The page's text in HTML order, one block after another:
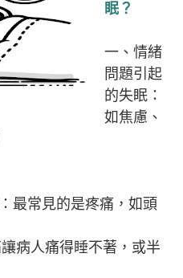
眠？
一、情緒
問題引起
的失眠：
如焦慮、
最常見的是疼痛，如頭
人痛得睡不著，或半